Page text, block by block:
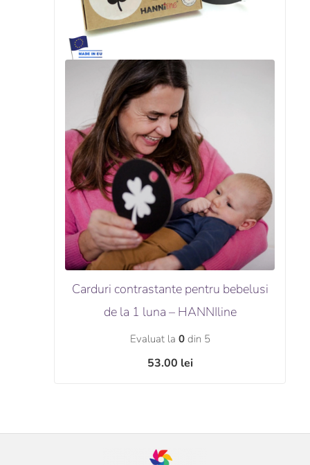
Carduri contrastante pentru bebelusi
de la 1 luna – HANNIline
Evaluat la 0din 5
53.00 lei